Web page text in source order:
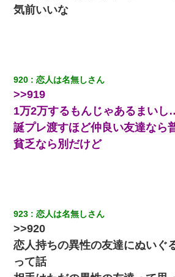
（あまりにも希望通り）
わい(42)渋谷の夜のサービスで19の女の子
ｗｗｗｗｗｗｗｗ
嫁の妹（26歳）がずっとウチに泊まりに
兄の新しい嫁がやらかしすぎて辛い。当た
の幼稚園に来る
隣の部屋の住民の母親、オートロックを突
気前いいな
920 恋人は名無しさん
>>919
1万2万するもんじゃあるまいし
誕プレ渡すほど仲良い友達なら
貧乏なら別だけど
923 恋人は名無しさん
>>920
恋人持ちの異性の友達にぬいぐ
って話